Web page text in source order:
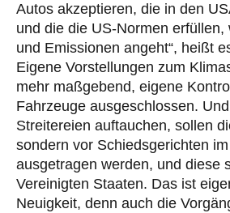
Autos akzeptieren, die in den
und die die US-Normen erfüllen,
und Emissionen angeht“, heißt
Eigene Vorstellungen zum
mehr maßgebend, eigene
Fahrzeuge ausgeschlossen.
Streitereien auftauchen, sollen
sondern vor Schiedsgerichten
ausgetragen werden, und diese
Vereinigten Staaten. Das ist
Neuigkeit, denn auch die